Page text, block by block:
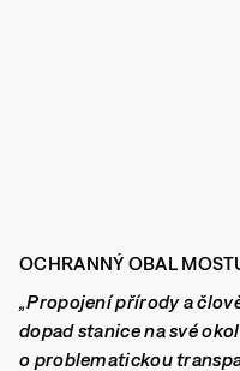
OCHRANNÝ OBAL
„Propojení přírody a
dopad stanice na své
o problematickou